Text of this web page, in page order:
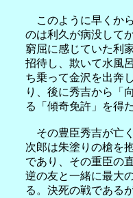
このように早くか
のは利久が病没して
窮屈に感じていた利
招待し、欺いて水風
ち乗って金沢を出奔
り、後に秀吉から「
る「傾奇免許」を得
その豊臣秀吉が亡
次郎は朱塗りの槍を
であり、その重臣の
逆の友と一緒に最大
る。決死の戦である